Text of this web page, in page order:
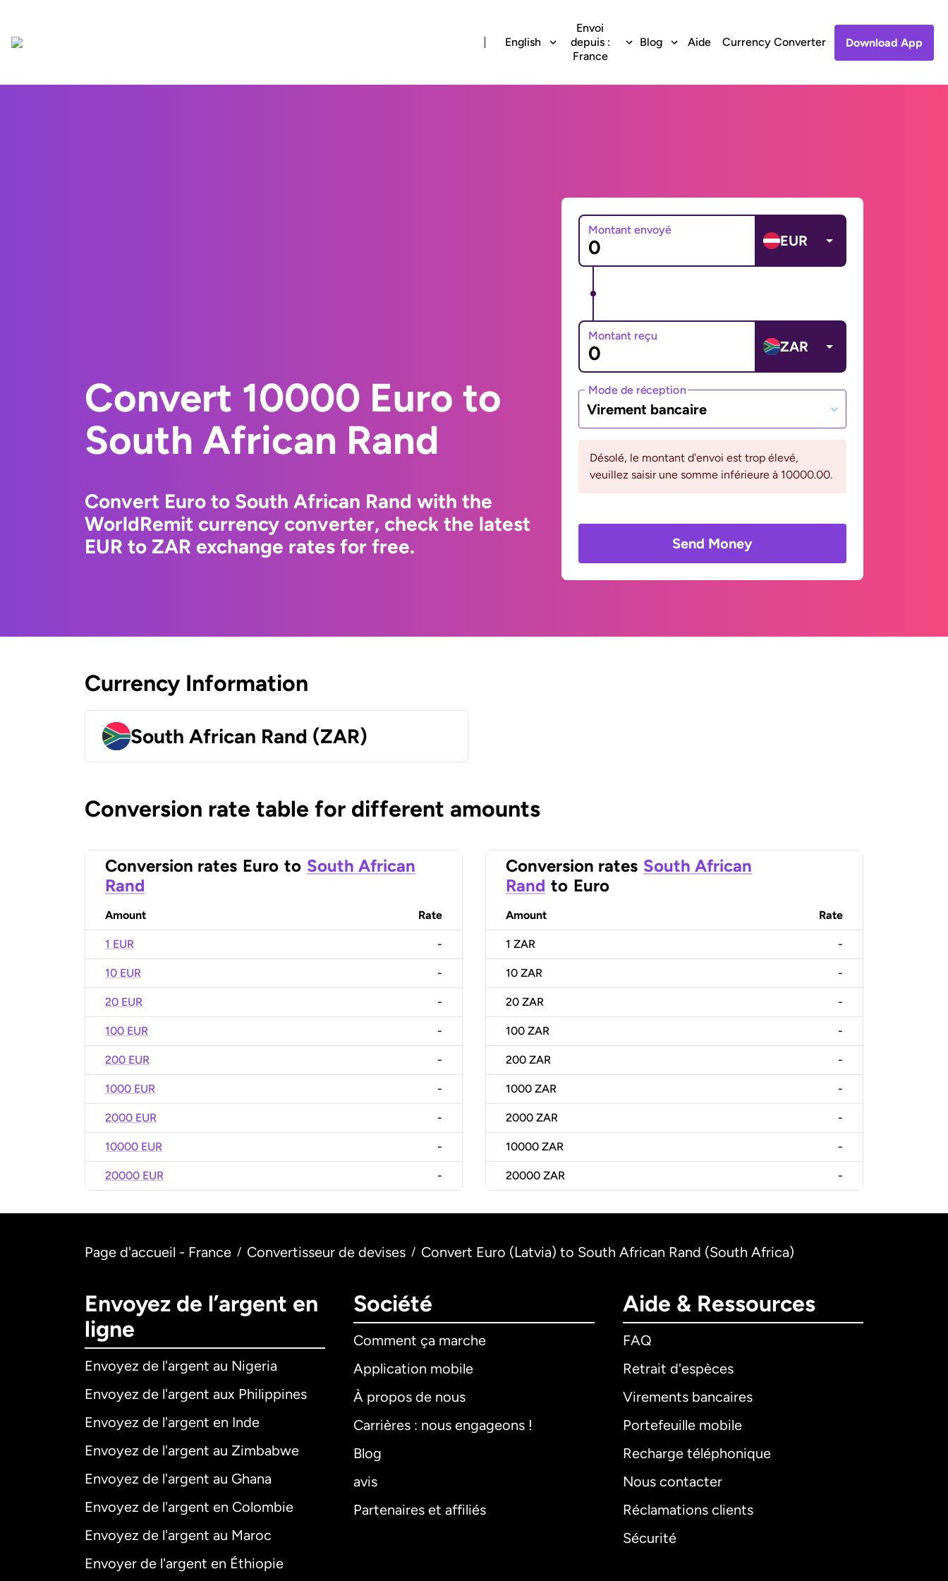
English
Envoi
depuis :
France
Blog Aide Currency Converter Download App
Convert 10000 Euro to
South African Rand
Convert Euro to South African Rand with the
WorldRemit currency converter, check the latest
EUR to ZAR exchange rates for free.
Montant envoyé
EUR
Montant reçu
ZAR
Mode de réception
Virement bancaire
Désolé, le montant d'envoi est trop élevé,
veuillez saisir une somme inférieure à 10000.00.
Send Money
Currency Information
South African Rand (ZAR)
Conversion rate table for different amounts
Conversion rates Euro to South African
Rand
Amount Rate
1 EUR -
10 EUR -
20 EUR -
100 EUR -
200 EUR -
1000 EUR -
2000 EUR -
10000 EUR -
20000 EUR -
Conversion rates South African
Rand to Euro
Amount Rate
1 ZAR -
10 ZAR -
20 ZAR -
100 ZAR -
200 ZAR -
1000 ZAR -
2000 ZAR -
10000 ZAR -
20000 ZAR -
Page d'accueil - France / Convertisseur de devises / Convert Euro (Latvia) to South African Rand (South Africa)
Envoyez de l’argent en
ligne
Envoyez de l'argent au Nigeria
Envoyez de l'argent aux Philippines
Envoyez de l'argent en Inde
Envoyez de l'argent au Zimbabwe
Envoyez de l'argent au Ghana
Envoyez de l'argent en Colombie
Envoyez de l'argent au Maroc
Envoyer de l'argent en Éthiopie
Société
Comment ça marche
Application mobile
À propos de nous
Carrières : nous engageons !
Blog
avis
Partenaires et affiliés
Aide & Ressources
FAQ
Retrait d'espèces
Virements bancaires
Portefeuille mobile
Recharge téléphonique
Nous contacter
Réclamations clients
Sécurité